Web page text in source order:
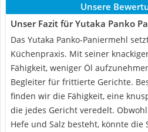
Unsere
Unser Fazit für Yutaka Panko
Das Yutaka Panko-Paniermehl
Küchenpraxis. Mit seiner
Fähigkeit, weniger Öl
Begleiter für frittierte Gerichte.
finden wir die Fähigkeit, eine
die jedes Gericht veredelt.
Hefe und Salz besteht, könnte die